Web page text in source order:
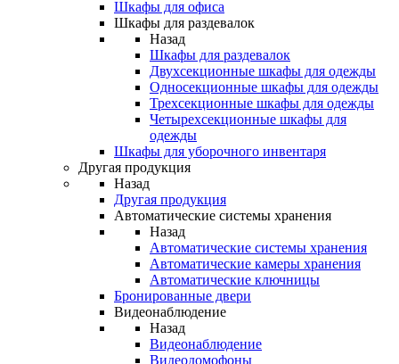
Шкафы для офиса
Шкафы для раздевалок
Назад
Шкафы для раздевалок
Двухсекционные шкафы для одежды
Односекционные шкафы для одежды
Трехсекционные шкафы для одежды
Четырехсекционные шкафы для
одежды
Шкафы для уборочного инвентаря
Другая продукция
Назад
Другая продукция
Автоматические системы хранения
Назад
Автоматические системы хранения
Автоматические камеры хранения
Автоматические ключницы
Бронированные двери
Видеонаблюдение
Назад
Видеонаблюдение
Видеодомофоны